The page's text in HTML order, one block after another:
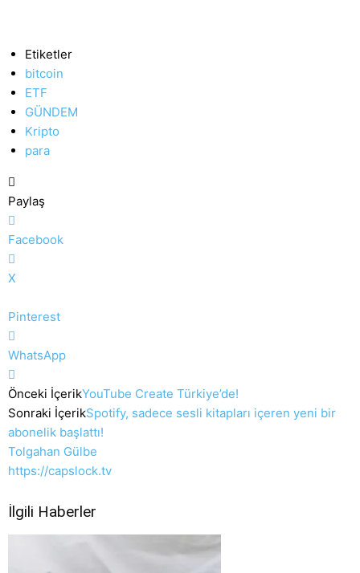
Etiketler
bitcoin
ETF
GÜNDEM
Kripto
para
Paylaş
Facebook
X
Pinterest
WhatsApp
Önceki İçerikYouTube Create Türkiye’de!
Sonraki İçerikSpotify, sadece sesli kitapları içeren yeni bir
abonelik başlattı!
Tolgahan Gülbe
https://capslock.tv
İlgili Haberler